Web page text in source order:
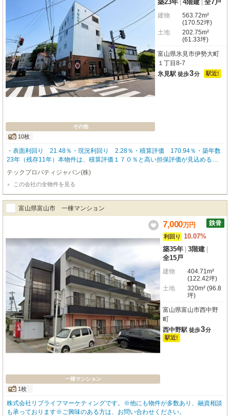
その他
10枚
築23年 4階建 全7戸
建物
563.72m²
(170.52坪)
土地
202.75m²
(61.33坪)
富山県氷見市伊勢大町
１丁目8-7
氷見駅 徒歩3分 駅近!
・表面利回り 21.48％・現況利回り 2.28％・積算評価 170.94％・築年数
23年（残存11年）本物件は、積算評価１７０％と高い担保評価が見込めるう
え、想定利回り２１％を実現する収益性の高い一棟テナントビルです！残存耐
用年数は１１年あり、金融機関評価や融資戦略の面でも検討しやすい物件とな
っています。立地は、JR氷見線「氷見駅」徒歩３分。駅近でありながら、大
通り沿いの角地に位置しているため、視認性に優れ、テナント募集においても
優位性が期待できます。人や車の往来も見込めるエリアで、店舗・事務所双方
の需要に対応可能なポテンシャルを有しています。また、土地としての資産価
値も期待できる点は大きな魅力です。単なる高利回り物件にとどまらず、将来
的な運用戦略や出口戦略も視野に入れやすい物件です！
テックプロパティジャパン(株)
この会社の全物件を見る
富山県富山市 一棟マンション
一棟マンション
1枚
7,000万円
利回り
10.07%
築35年 3階建
全15戸
建物
404.71m²
(122.42坪)
土地
320m² (96.8
坪)
富山県富山市西中野
町
西中野駅 徒歩3分
駅近!
株式会社リブライフマーケティングです。※他にも物件が多数あり、融資相談
も承っております※ご興味のある方は、お問い合わせください。